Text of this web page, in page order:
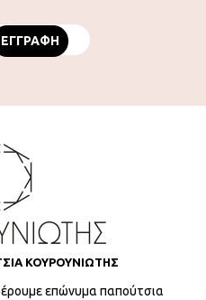
ΚΟΥΡΟΥΝΙΩΤΗΣ
επώνυμα παπούτσια